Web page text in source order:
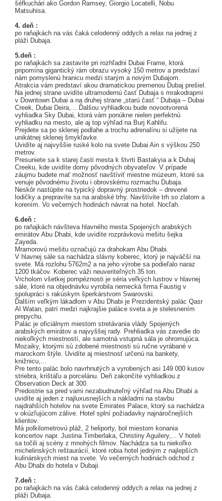
šéfkuchári ako Gordon Ramsey, Giorgio Locatelli, Nobu
Matsuhisa.
4. deň :
po raňajkách na vás čaká celodenný oddych a relax na jednej z
pláži Dubaja.
5.deň :
po raňajkách sa zastavíte pri rozhľadni Dubai Frame, ktorá
pripomína gigantický rám obrazu vysoký 150 metrov a predstaví
nám pomyslenú hranicu medzi starým a novým Dubajom.
Atrakcia vám predstaví akou dramatickou premenou Dubaj prešiel.
Na jednej strane uvidíte ultramodernú časť Dubaja s mrakodrapmi
v Downtown Dubai a na druhej strane „starú časť “ Dubaja – Dubai
Creek, Dubai Deira,... Ďalšou vyhliadkou bude novootvorená
vyhliadka Sky Dubai, ktorá vám ponúkne nielen perfektnú
vyhliadku na mesto, ale aj top výhľad na Burj Kahlifu.
Prejdete sa po sklenej podlahe a trochu adrenalínu si užijete na
unikátnej sklenej šmykľavke.
Uvidíte aj najvyššie ruské kolo na svete Dubai Ain s výškou 250
metrov.
Presuniete sa k starej časti mesta k štvrti Bastakyia a k Dubaj
Creeku, kde uvidíte domy pôvodných obyvateľov. V prípade
záujmu budete mať možnosť navštíviť miestne múzeum, ktoré sa
venuje pôvodnému životu i obrovskému rozmachu Dubaja.
Neskôr nastúpite na typický dopravný prostriedok – drevené
lodičky a prepravíte sa na arabské trhy. Navštívite trh so zlatom a
korením. Vo večerných hodinách návrat na hotel. Nocľah.
6.deň :
po raňajkách návšteva hlavného mesta Spojených arabských
emirátov Abu Dhabi, kde uvidíte rozprávkovú mešitu šejka
Zayeda.
Mramorovú mešitu označujú za drahokam Abu Dhabi.
V hlavnej sále sa nachádza slávny koberec, ktorý je najväčší na
svete. Má rozlohu 5762m2 a na jeho výrobe sa podieľalo naraz
1200 tkáčov. Koberec váži neuveriteľných 35 ton.
Vrcholom všetkej pompéznosti je séria veľkých lustrov v hlavnej
sále, ktoré na objednávku vyrobila nemecká firma Faustig v
spolupráci s rakúskym šperkárstvom Swarovski.
Ďalším veľkým lákadlom v Abu Dhabi je Prezidentský palác Qasr
Al Watan, patrí medzi najkrajšie paláce sveta a je stelesnením
prepychu.
Palác je oficiálnym miestom stretávania vlády Spojených
arabských emirátov a najvyššej rady. Prehliadka vás zavedie do
niekoľkých miestností, ale samotná vstupná sála je ohromujúca.
Mozaiky, ktorými sú zdobené miestnosti sú ručne vyrábané v
marockom štýle. Uvidíte aj miestnosť určenú na bankety,
knižnicu,...
Pre tento palác bolo navrhnutých a vyrobených asi 149 000 kusov
striebra, krištáľu a porcelánu. Deň zakončíte vyhliadkou z
Observation Deck at 300.
Predostrie sa pred vami nezabudnuteľný výhľad na Abu Dhabi a
uvidíte aj jeden z najluxusnejších a nákladmi na stavbu
najdrahších hotelov na svete Emirates Palace, ktorý sa nachádza
v okúzľujúcom zálive. Hotel splní požiadavky najnáročnejších
klientov.
Má polkilometrovú pláž, 2 heliporty, bol miestom konania
koncertov napr. Justina Timberlaka, Christiny Aguilery,... V hoteli
sa točili aj scény z mnohých filmov. Nachádza sa tu niekoľko
michelinských reštaurácií, ktoré robia hotel jedným z najlepších
kulinárskych miest na svete. Vo večerných hodinách odchod z
Abu Dhabi do hotela v Dubaji.
7.deň :
po raňajkách na vás čaká celodenný oddych a relax na jednej z
pláži Dubaja.